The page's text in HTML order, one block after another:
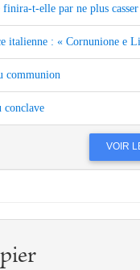
t-elle par ne plus casser
italienne : « Cornunione e
communion
conclave
VOIR